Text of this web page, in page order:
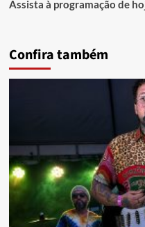
Assista à programação de
Confira também